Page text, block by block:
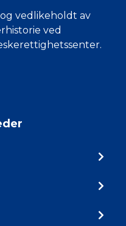
vedlikeholdt av
ved